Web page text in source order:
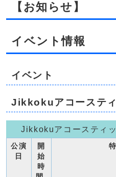
【お知らせ】
イベント情報
イベント
Jikkokuアコーステ
Jikkokuアコースティ
公演
日
開
始
時